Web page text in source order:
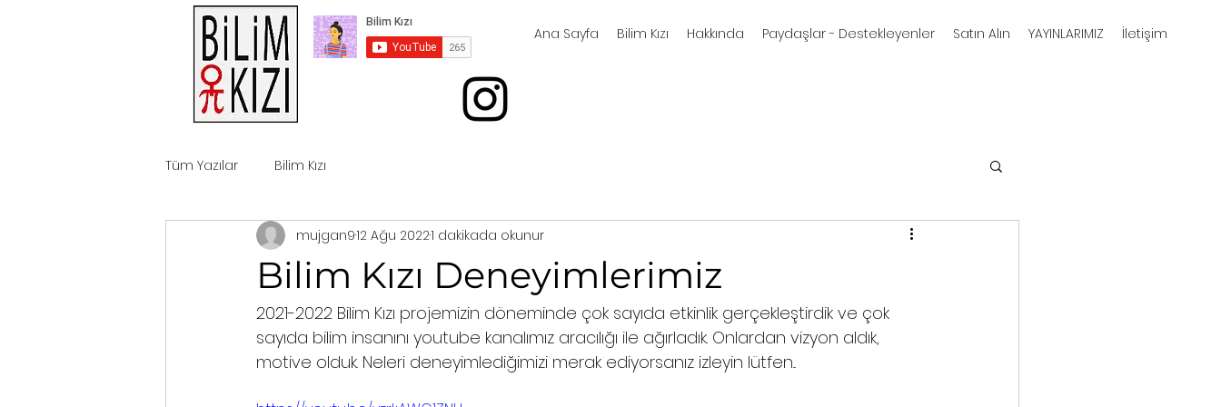
Ana Sayfa Bilim Kızı Hakkında Paydaşlar - Destekleyenler Satın Alın YAYINLARIMIZ İletişim
Tüm Yazılar Bilim Kızı
Bilim Kızı Deneyimlerimiz
mujgan912 Ağu 20221 dakikada okunur
2021-2022 Bilim Kızı projemizin döneminde çok sayıda etkinlik gerçekleştirdik ve çok
sayıda bilim insanını youtube kanalımız aracılığı ile ağırladık. Onlardan vizyon aldık,
motive olduk. Neleri deneyimlediğimizi merak ediyorsanız izleyin lütfen...